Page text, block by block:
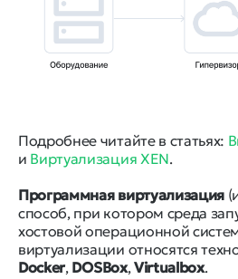
Подробнее читайте в статьях:
и Виртуализация XEN.
Программная виртуализация
способ, при котором среда
хостовой операционной
виртуализации относятся
Docker, DOSBox,Virtualbox.